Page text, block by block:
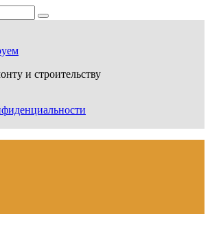
и строительству